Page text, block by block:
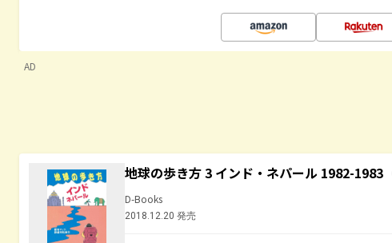
AD
地球の歩き方 3 インド・ネパール 1982-1983
D-Books
2018.12.20 発売